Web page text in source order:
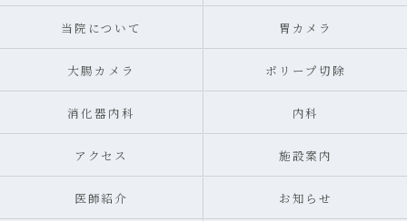
当院について 胃カメラ
大腸カメラ ポリープ切除
消化器内科 内科
アクセス 施設案内
医師紹介 お知らせ